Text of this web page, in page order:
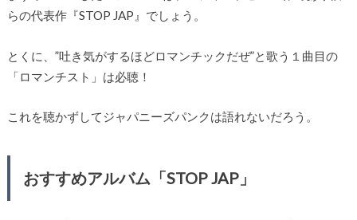
らの代表作『STOP JAP』でしょう。
とくに、”吐き気がするほどロマンチックだぜ”と歌う１曲目の
「ロマンチスト」は必聴！
これを聴かずしてジャパニーズパンクは語れないだろう。
おすすめアルバム「STOP JAP」